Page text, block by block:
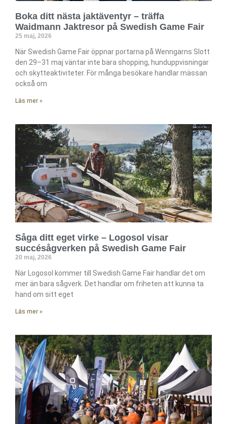
Boka ditt nästa jaktäventyr – träffa
Waidmann Jaktresor på Swedish Game Fair
25 maj, 2026
När Swedish Game Fair öppnar portarna på Wenngarns Slott
den 29–31 maj väntar inte bara shopping, hunduppvisningar
och skytteaktiviteter. För många besökare handlar mässan
också om
Läs mer »
Såga ditt eget virke – Logosol visar
succésågverken på Swedish Game Fair
20 maj, 2026
När Logosol kommer till Swedish Game Fair handlar det om
mer än bara sågverk. Det handlar om friheten att kunna ta
hand om sitt eget
Läs mer »